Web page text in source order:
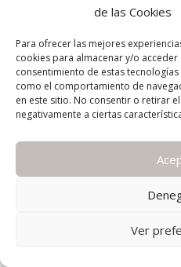
de las Cookies
Para ofrecer las mejores
cookies para almacenar y/o
consentimiento de estas
como el comportamiento de
en este sitio. No consentir o retirar
negativamente a ciertas
Ver